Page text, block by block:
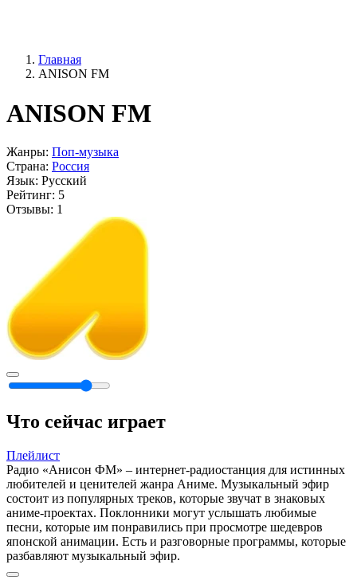
Главная
ANISON FM
ANISON FM
Жанры: Поп-музыка
Страна: Россия
Язык: Русский
Рейтинг: 5
Отзывы: 1
Что сейчас играет
Плейлист
Радио «Анисон ФМ» – интернет-радиостанция для истинных
любителей и ценителей жанра Аниме. Музыкальный эфир
состоит из популярных треков, которые звучат в знаковых
аниме-проектах. Поклонники могут услышать любимые
песни, которые им понравились при просмотре шедевров
японской анимации. Есть и разговорные программы, которые
разбавляют музыкальный эфир.